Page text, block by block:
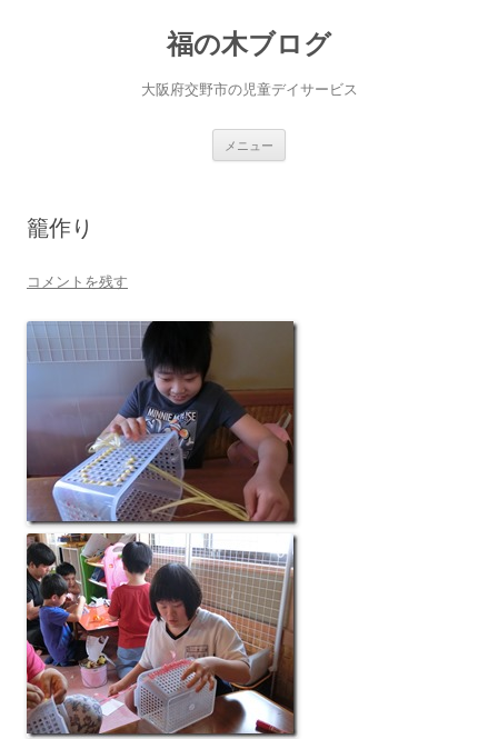
福の木ブログ
大阪府交野市の児童デイサービス
メニュー
籠作り
コメントを残す